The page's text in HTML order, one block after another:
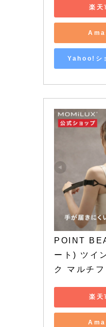
楽天
Yahoo!シ
POINT
ート) ツイ
ク マルチ
楽天